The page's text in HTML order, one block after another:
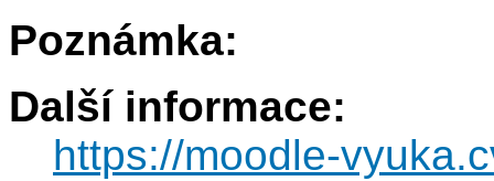
Poznámka:
Další informace:
https://moodle-